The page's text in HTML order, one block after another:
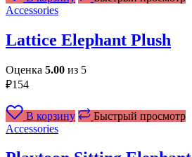
Accessories
Lattice Elephant Plush
Оценка 5.00 из 5
₽154
В корзину
Быстрый просмотр
Accessories